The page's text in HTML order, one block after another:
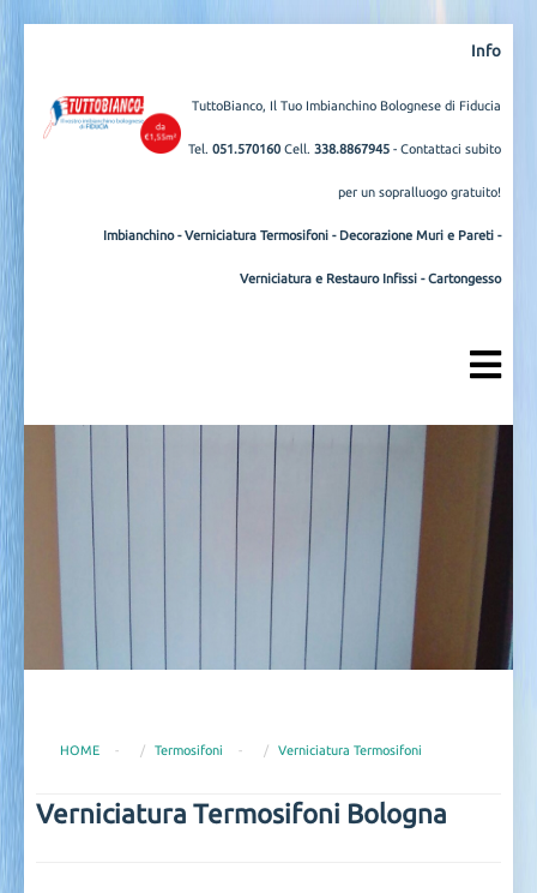
Info
TuttoBianco, Il Tuo Imbianchino Bolognese di Fiducia
Tel. 051.570160 Cell. 338.8867945 - Contattaci subito
per un sopralluogo gratuito!
Imbianchino-Verniciatura Termosifoni - Decorazione Muri e Pareti -
Verniciatura e Restauro Infissi -Cartongesso
HOME - Termosifoni - Verniciatura Termosifoni
Verniciatura Termosifoni Bologna